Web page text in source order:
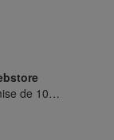
de 10…